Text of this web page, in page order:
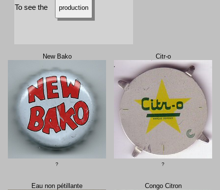
To see the production
New Bako
?
Citr-o
?
Eau non pétillante Congo Citron